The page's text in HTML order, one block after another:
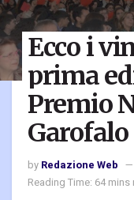
Ecco i
prima
Premio
Garofalo
by Redazione Web
Reading Time: 64 mins